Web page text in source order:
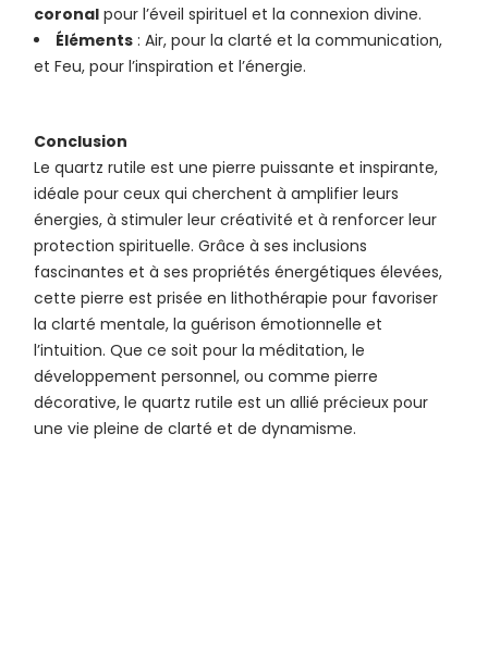
coronal pour l’éveil spirituel et la connexion divine.
Éléments : Air, pour la clarté et la communication,
et Feu, pour l’inspiration et l’énergie.
Conclusion
Le quartz rutile est une pierre puissante et inspirante,
idéale pour ceux qui cherchent à amplifier leurs
énergies, à stimuler leur créativité et à renforcer leur
protection spirituelle. Grâce à ses inclusions
fascinantes et à ses propriétés énergétiques élevées,
cette pierre est prisée en lithothérapie pour favoriser
la clarté mentale, la guérison émotionnelle et
l’intuition. Que ce soit pour la méditation, le
développement personnel, ou comme pierre
décorative, le quartz rutile est un allié précieux pour
une vie pleine de clarté et de dynamisme.